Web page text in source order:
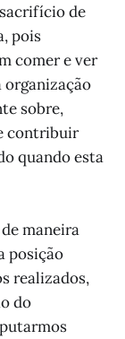
de
pois
comer e ver
organização
sobre,
contribuir
quando esta
maneira
posição
realizados,
do